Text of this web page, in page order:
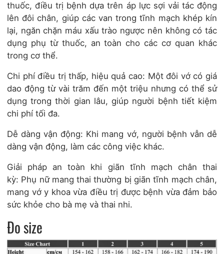
thuốc, điều trị bệnh dựa trên áp lực sợi vải tác động
lên đôi chân, giúp các van trong tĩnh mạch khép kín
lại, ngăn chặn máu xấu trào ngược nên không có tác
dụng phụ từ thuốc, an toàn cho các cơ quan khác
trong cơ thể.
Chi phí điều trị thấp, hiệu quả cao: Một đôi vớ có giá
dao động từ vài trăm đến một triệu nhưng có thể sử
dụng trong thời gian lâu, giúp người bệnh tiết kiệm
chi phí tối đa.
Dễ dàng vận động: Khi mang vớ, người bệnh vẫn dễ
dàng vận động, làm các công việc khác.
Giải pháp an toàn khi giãn tĩnh mạch chân thai
kỳ: Phụ nữ mang thai thường bị giãn tĩnh mạch chân,
mang vớ y khoa vừa điều trị được bệnh vừa đảm bảo
sức khỏe cho bà mẹ và thai nhi.
Đo size